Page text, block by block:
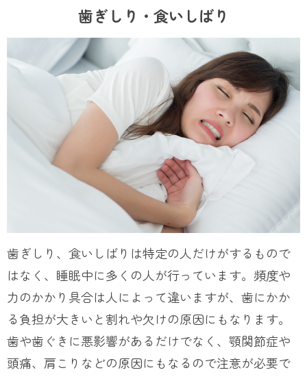
歯ぎしり・食いしばり
歯ぎしり、食いしばりは特定の人だけがするもので
はなく、睡眠中に多くの人が行っています。頻度や
力のかかり具合は人によって違いますが、歯にかか
る負担が大きいと割れや欠けの原因にもなります。
歯や歯ぐきに悪影響があるだけでなく、顎関節症や
頭痛、肩こりなどの原因にもなるので注意が必要で